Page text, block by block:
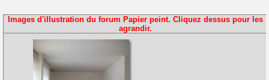
Images d'illustration du forum Papier peint. Cliquez dessus pour les
agrandir.